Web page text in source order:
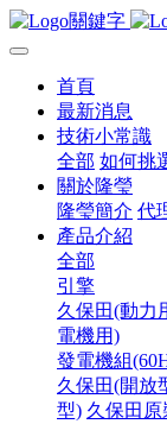
首頁
最新消息
技術小常識
全部 如何挑
關於隆瑩
隆瑩簡介 代
產品介紹
全部
引擎
久保田(動力
電機用)
發電機組
久保田(開放
型) 久保田